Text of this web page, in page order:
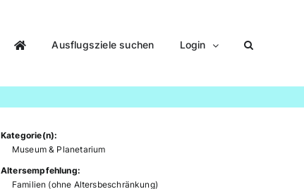
Ausflugsziele suchen Login
Kategorie(n):
Museum & Planetarium
Altersempfehlung:
Familien (ohne Altersbeschränkung)